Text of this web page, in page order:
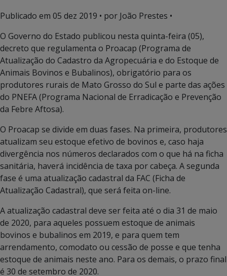
Publicado em 05 dez 2019 • por João Prestes •
O Governo do Estado publicou nesta quinta-feira (05),
decreto que regulamenta o Proacap (Programa de
Atualização do Cadastro da Agropecuária e do Estoque de
Animais Bovinos e Bubalinos), obrigatório para os
produtores rurais de Mato Grosso do Sul e parte das ações
do PNEFA (Programa Nacional de Erradicação e Prevenção
da Febre Aftosa).
O Proacap se divide em duas fases. Na primeira, produtores
atualizam seu estoque efetivo de bovinos e, caso haja
divergência nos números declarados com o que há na ficha
sanitária, haverá incidência de taxa por cabeça. A segunda
fase é uma atualização cadastral da FAC (Ficha de
Atualização Cadastral), que será feita on-line.
A atualização cadastral deve ser feita até o dia 31 de maio
de 2020, para aqueles possuem estoque de animais
bovinos e bubalinos em 2019, e para quem tem
arrendamento, comodato ou cessão de posse e que tenha
estoque de animais neste ano. Para os demais, o prazo final
é 30 de setembro de 2020.